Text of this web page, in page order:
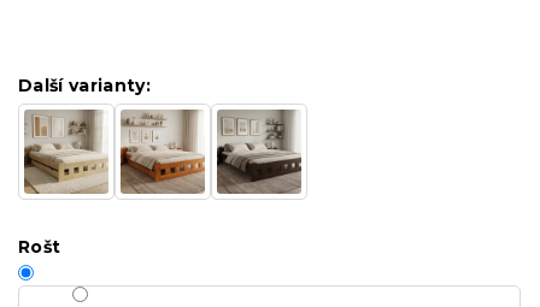
Další varianty:
Rošt